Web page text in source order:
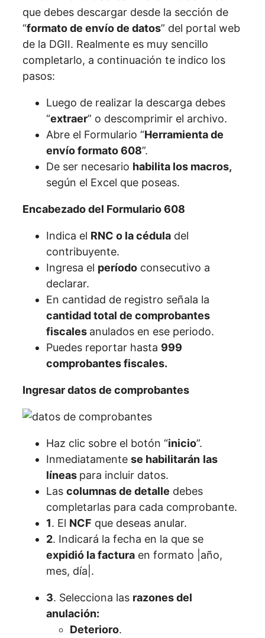
que debes descargar desde la sección de
“formato de envío de datos” del portal web
de la DGII. Realmente es muy sencillo
completarlo, a continuación te indico los
pasos:
Luego de realizar la descarga debes
“extraer” o descomprimir el archivo.
Abre el Formulario “Herramienta de
envío formato 608”.
De ser necesario habilita los macros,
según el Excel que poseas.
Encabezado del Formulario 608
Indica el RNC o la cédula del
contribuyente.
Ingresa el período consecutivo a
declarar.
En cantidad de registro señala la
cantidad total de comprobantes
fiscales anulados en ese periodo.
Puedes reportar hasta 999
comprobantes fiscales.
Ingresar datos de comprobantes
Haz clic sobre el botón “inicio”.
Inmediatamente se habilitarán las
líneas para incluir datos.
Las columnas de detalle debes
completarlas para cada comprobante.
1. El NCF que deseas anular.
2. Indicará la fecha en la que se
expidió la factura en formato |año,
mes, día|.
3. Selecciona las razones del
anulación:
Deterioro.